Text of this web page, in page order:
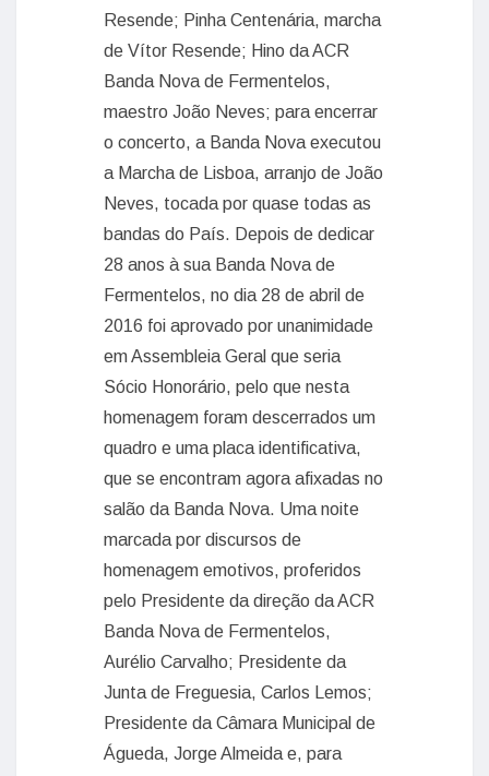
Resende; Pinha Centenária, marcha
de Vítor Resende; Hino da ACR
Banda Nova de Fermentelos,
maestro João Neves; para encerrar
o concerto, a Banda Nova executou
a Marcha de Lisboa, arranjo de João
Neves, tocada por quase todas as
bandas do País. Depois de dedicar
28 anos à sua Banda Nova de
Fermentelos, no dia 28 de abril de
2016 foi aprovado por unanimidade
em Assembleia Geral que seria
Sócio Honorário, pelo que nesta
homenagem foram descerrados um
quadro e uma placa identificativa,
que se encontram agora afixadas no
salão da Banda Nova. Uma noite
marcada por discursos de
homenagem emotivos, proferidos
pelo Presidente da direção da ACR
Banda Nova de Fermentelos,
Aurélio Carvalho; Presidente da
Junta de Freguesia, Carlos Lemos;
Presidente da Câmara Municipal de
Águeda, Jorge Almeida e, para